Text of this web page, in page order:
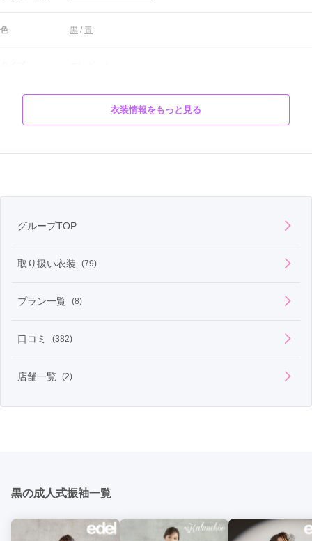
色 黒 / 青
衣装情報をもっと見る
グループTOP
取り扱い衣装 (79)
プラン一覧 (8)
口コミ (382)
店舗一覧 (2)
黒の成人式振袖一覧